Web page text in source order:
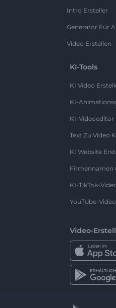
Intro Ersteller
Generator Für
Video Erstellen
KI-Tools
KI Video
KI-
KI-Videoeditor
Text Zu Video
KI Website
Firmennamen
KI-TikTok-
YouTube-
Video-